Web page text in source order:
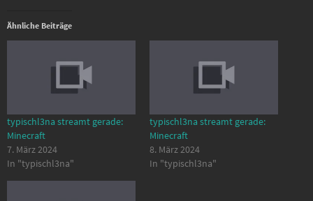
Ähnliche Beiträge
typischl3na streamt gerade:
Minecraft
7. März 2024
In "typischl3na"
typischl3na streamt gerade:
Minecraft
8. März 2024
In "typischl3na"